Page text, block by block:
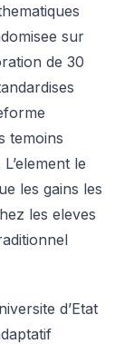
sur
de 30
temoins
le
les gains les
les eleves
d’Etat